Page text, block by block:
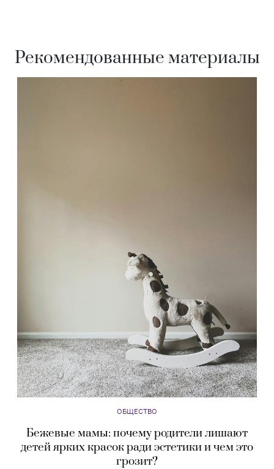
Рекомендованные материалы
ОБЩЕСТВО
Бежевые мамы: почему родители лишают
детей ярких красок ради эстетики и чем это
грозит?